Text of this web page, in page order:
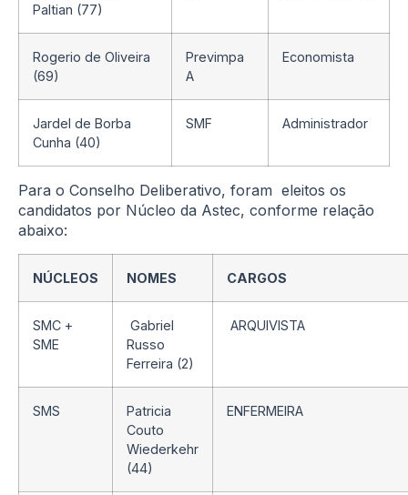
Paltian (77)
Rogerio de Oliveira
(69)
Previmpa
A
Economista
Jardel de Borba
Cunha (40)
SMF Administrador
Para o Conselho Deliberativo, foram eleitos os
candidatos por Núcleo da Astec, conforme relação
abaixo:
NÚCLEOS NOMES CARGOS
SMC +
SME
Gabriel
Russo
Ferreira (2)
ARQUIVISTA
SMS
Patricia
Couto
Wiederkehr
(44)
ENFERMEIRA